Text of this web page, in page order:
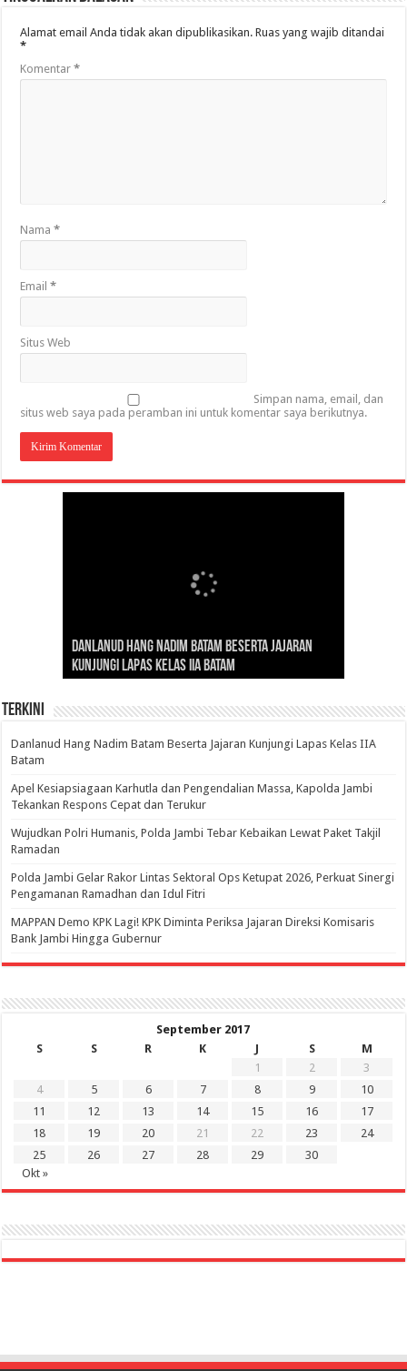
Alamat email Anda tidak akan dipublikasikan. Ruas yang wajib ditandai
*
Komentar*
Nama*
Email*
Situs Web
Simpan nama, email, dan
situs web saya pada peramban ini untuk komentar saya berikutnya.
Danlanud Hang Nadim Batam Beserta Jajaran
Kunjungi Lapas Kelas IIA Batam
Silaturahmi dan Reses Komite I DPD RI di Polda
Jambi Bahas Sinergitas Penanganan Narkotika
Edukasi Pembentukan Karakter Generasi
Penerus
Cepat Beroperasi Agar Bisa Layani Masyarakat
Penuhi Kebutuhannya
Nusantara: Ratu Wangsa, Wanita Berkelas
dengan Pengaruh Internasional
Terkini
Danlanud Hang Nadim Batam Beserta Jajaran Kunjungi Lapas Kelas IIA
Batam
Apel Kesiapsiagaan Karhutla dan Pengendalian Massa, Kapolda Jambi
Tekankan Respons Cepat dan Terukur
Wujudkan Polri Humanis, Polda Jambi Tebar Kebaikan Lewat Paket Takjil
Ramadan
Polda Jambi Gelar Rakor Lintas Sektoral Ops Ketupat 2026, Perkuat Sinergi
Pengamanan Ramadhan dan Idul Fitri
‎MAPPAN Demo KPK Lagi! KPK Diminta Periksa Jajaran Direksi Komisaris
Bank Jambi Hingga Gubernur ‎
September 2017
S
S R K J S
M
1
2
3
4
5 6 7 8 9
10
11
12 13 14 15 16
17
18
19 20 21 22 23
24
25
26 27 28 29
30
Okt »